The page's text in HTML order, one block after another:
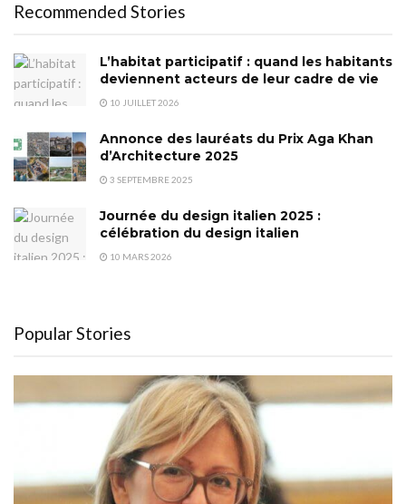
Recommended Stories
L’habitat participatif : quand les habitants
deviennent acteurs de leur cadre de vie
10 JUILLET 2026
Annonce des lauréats du Prix Aga Khan
d’Architecture 2025
3 SEPTEMBRE 2025
Journée du design italien 2025 :
célébration du design italien
10 MARS 2026
Popular Stories